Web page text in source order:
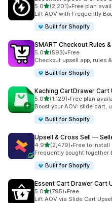
5.0별 5개 중
(2,201)
총 리뷰 2201개
•Free plan
Lift AOV with Frequently
Built for Shopify
SMART Checkout Rules
5.0별 5개 중
(593)
총 리뷰 593개
•Free
Checkout upsell app, rules
Built for Shopify
Kaching CartDrawer Cart
5.0별 5개 중
(1,129)
총 리뷰 1129개
•Free plan
Boost your AOV: slide cart,
Built for Shopify
Upsell & Cross Sell —
4.9별 5개 중
(2,479)
총 리뷰 2479개
•Free to install
Frequently bought together
Built for Shopify
Essent Cart Drawer Cart
5.0별 5개 중
(795)
총 리뷰 795개
•Free
Lift AOV via Slide Cart